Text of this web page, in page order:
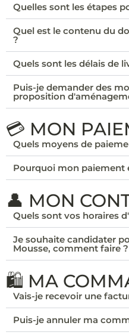
Quelles sont les étapes
Quel est le contenu du
?
Quels sont les délais de
Puis-je demander des
proposition
💳 MON
Quels moyens de
Pourquoi mon paiement
👤 MON
Quels sont vos horaires
Je souhaite candidater
Mousse, comment faire ?
🛍️ MA
Vais-je recevoir une
Puis-je annuler ma